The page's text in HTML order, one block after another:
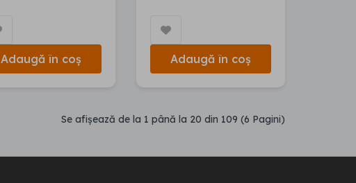
Adaugă în coș Adaugă în coș
Se afişează de la 1 până la 20 din 109 (6 Pagini)